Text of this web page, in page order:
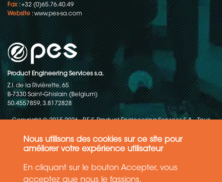
Nous utilisons des cookies sur ce site pour
améliorer votre expérience utilisateur
En cliquant sur le bouton Accepter, vous
acceptez que nous le fassions.
Fax: +32 (0)65.76.40.49
Website:www.pes-sa.com
Product Engineering Services s.a.
Z.I. de la Rivièrette, 65
B-7330 Saint-Ghislain (Belgium)
50.4557859, 3.8172828
Copyright © 2015-2026 - P.E.S. Product Engineering Services S.A. - Tous
Politique de protection des données
Conditions générales de ventes